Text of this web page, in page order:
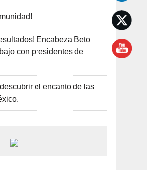
Encabeza Beto
con presidentes de
el encanto de las